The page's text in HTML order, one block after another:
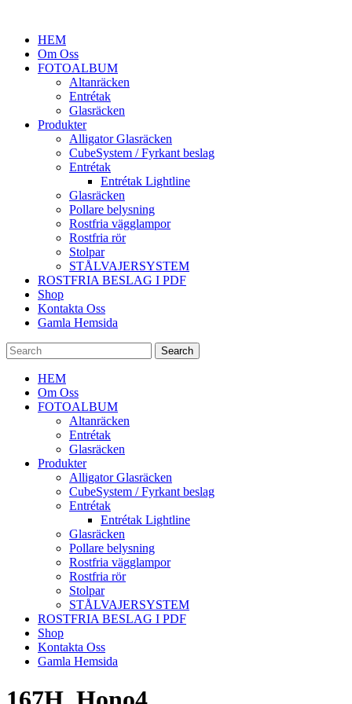
HEM
Om Oss
FOTOALBUM
Altanräcken
Entrétak
Glasräcken
Produkter
Alligator Glasräcken
CubeSystem / Fyrkant beslag
Entrétak
Entrétak Lightline
Glasräcken
Pollare belysning
Rostfria vägglampor
Rostfria rör
Stolpar
STÅLVAJERSYSTEM
ROSTFRIA BESLAG I PDF
Shop
Kontakta Oss
Gamla Hemsida
HEM
Om Oss
FOTOALBUM
Altanräcken
Entrétak
Glasräcken
Produkter
Alligator Glasräcken
CubeSystem / Fyrkant beslag
Entrétak
Entrétak Lightline
Glasräcken
Pollare belysning
Rostfria vägglampor
Rostfria rör
Stolpar
STÅLVAJERSYSTEM
ROSTFRIA BESLAG I PDF
Shop
Kontakta Oss
Gamla Hemsida